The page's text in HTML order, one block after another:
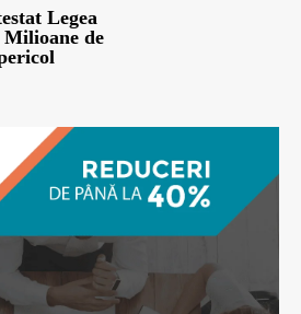
Legea
de